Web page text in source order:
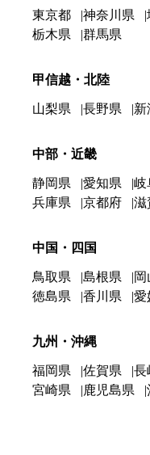
東京都 神奈川県
栃木県
群馬県
甲信越・北陸
山梨県 長野県 新
中部・近畿
静岡県 愛知県 岐
兵庫県
京都府 滋
中国・四国
鳥取県 島根県 岡
徳島県
香川県 愛
九州・沖縄
福岡県 佐賀県 長
宮崎県
鹿児島県